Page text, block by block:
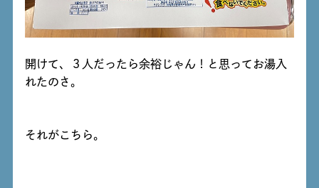
開けて、３人だったら余裕じゃん！と思ってお湯入
れたのさ。
それがこちら。